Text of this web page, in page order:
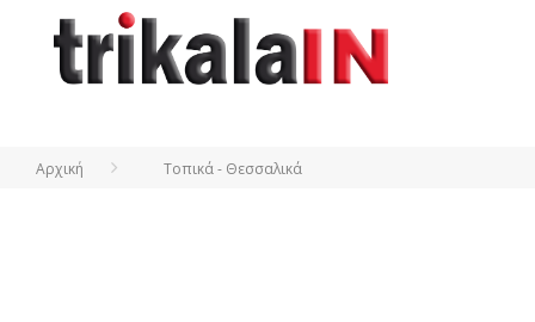
Αρχική Τοπικά - Θεσσαλικά